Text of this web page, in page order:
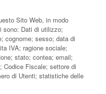
Sito Web, in modo
sono: Dati di utilizzo;
cognome; sesso; data di
IVA; ragione sociale;
stato; contea; email;
Codice Fiscale; settore di
di Utenti; statistiche delle